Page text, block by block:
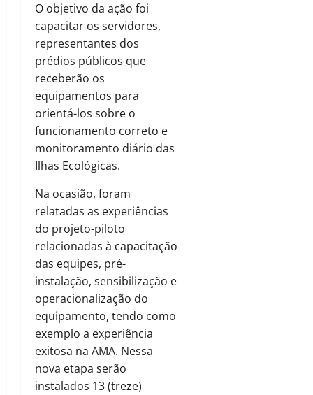
O objetivo da ação foi
capacitar os servidores,
representantes dos
prédios públicos que
receberão os
equipamentos para
orientá-los sobre o
funcionamento correto e
monitoramento diário das
Ilhas Ecológicas.
Na ocasião, foram
relatadas as experiências
do projeto-piloto
relacionadas à capacitação
das equipes, pré-
instalação, sensibilização e
operacionalização do
equipamento, tendo como
exemplo a experiência
exitosa na AMA. Nessa
nova etapa serão
instalados 13 (treze)